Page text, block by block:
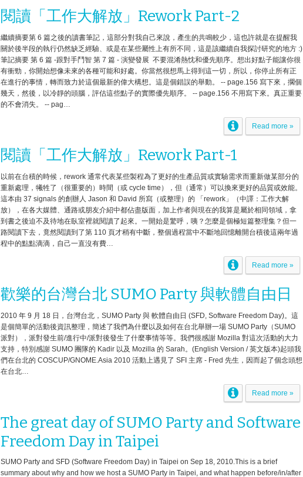
閱讀「工作大解放」Rework Part-2
繼續摘要第 6 篇之後的讀書筆記，這部分對我自己來說，產生的共鳴較少，這也許就是在提醒我
關於後半段的執行仍然缺乏經驗、或是在某些屬性上有所不同，這是該繼續自我探討研究的地方 :)
筆記摘要 第 6 篇 -跟對手鬥智 第 7 篇 - 演變發展 不要混淆熱忱和優先順序。想出好點子能讓你很
有衝勁，你開始想像未來的各種可能和好處。你當然很想馬上得到這一切，所以，你停止所有正
在進行的事情，轉而致力於這個最新的偉大構想。這是個錯誤的舉動。 -- page.156 寫下來，擱個
幾天，然後，以冷靜的頭腦，評估這些點子的實際優先順序。 -- page.156 不用寫下來。真正重要
的不會消失。 -- pag…
Read more »
閱讀「工作大解放」Rework Part-1
以前在台積的時候，rework 通常代表某些製程為了更好的生產品質或實驗需求而重新做某部分的
重新處理，犧牲了（很重要的）時間（或 cycle time），但（通常）可以換來更好的品質或效能。
這本由 37 signals 的創辦人 Jason 和 David 所寫（或整理）的 「rework」（中譯：工作大解
放），在各大媒體、通路或朋友介紹中都佔盡版面，加上作者與現在的我算是屬於相同領域，拿
到書之後迫不及待地在臥室裡就閱讀了起來。一開始是驚呼，咦？怎麼是個極短篇整理集？但一
路閱讀下去，竟然閱讀到了第 110 頁才稍有中斷，整個過程當中不斷地回憶離開台積後這兩年過
程中的點點滴滴，自己一直沒有費…
Read more »
歡樂的台灣台北 SUMO Party 與軟體自由日
2010 年 9 月 18 日，台灣台北，SUMO Party 與 軟體自由日 (SFD, Software Freedom Day)。這
是個簡單的活動後資訊整理，簡述了我們為什麼以及如何在台北舉辦一場 SUMO Party（SUMO
派對），派對發生前/進行中/派對後發生了什麼事情等等。我們很感謝 Mozilla 對這次活動的大力
支持，特別感謝 SUMO 團隊的 Kadir 以及 Mozilla 的 Sarah。(English Version / 英文版本)起頭我
們在台北的 COSCUP/GNOME.Asia 2010 活動上遇見了 SFI 主席 - Fred 先生，因而起了個念頭想
在台北…
Read more »
The great day of SUMO Party and Software
Freedom Day in Taipei
SUMO Party and SFD (Software Freedom Day) in Taipei on Sep 18, 2010.This is a brief
summary about why and how we host a SUMO Party in Taipei, and what happen before/in/after